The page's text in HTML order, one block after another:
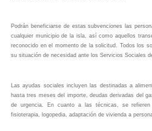
Podrán beneficiarse de estas subvenciones las
cualquier municipio de la isla, así como aquellos
reconocido en el momento de la solicitud. Todos los
su situación de necesidad ante los Servicios Sociales
Las ayudas sociales incluyen las destinadas a
hasta tres meses del importe, deudas derivadas del
de urgencia. En cuanto a las técnicas, se
fisioterapia, logopedia, adaptación de vivienda a